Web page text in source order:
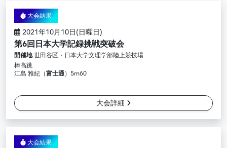
大会結果
2021年10月10日(日曜日)
第6回日本大学記録挑戦突破会
開催地世田谷区・日本大学文理学部陸上競技場
棒高跳
江島 雅紀（富士通）5m60
大会詳細
大会結果